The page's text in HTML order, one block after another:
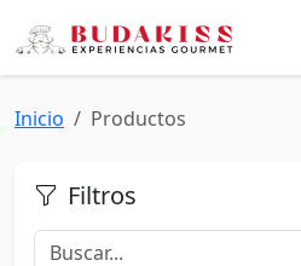
Inicio Productos
Filtros